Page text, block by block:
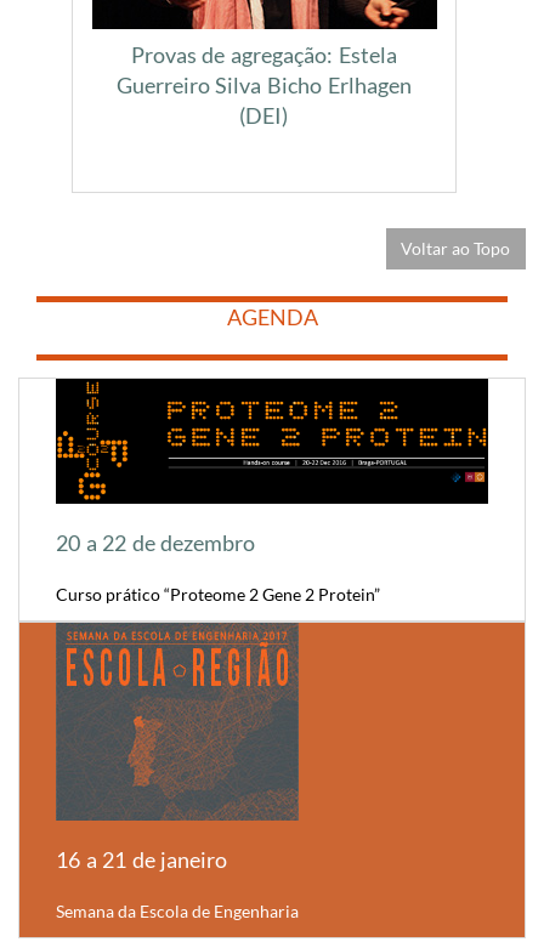
Provas de agregação: Estela
Guerreiro Silva Bicho Erlhagen
(DEI)
Voltar ao Topo
​
AGENDA
​
​
20 a 22 de dezembro
Curso prático “Proteome 2 Gene 2 Protein”
16 a 21 de janeiro
Semana da Escola de Engenharia